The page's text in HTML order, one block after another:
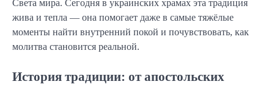
Света мира. Сегодня в украинских храмах эта традиция
жива и тепла — она помогает даже в самые тяжёлые
моменты найти внутренний покой и почувствовать, как
молитва становится реальной.
История традиции: от апостольских